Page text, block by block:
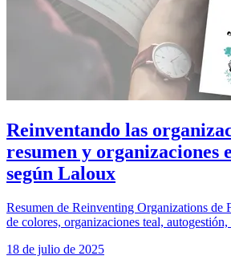
Reinventando las
resumen y organizaciones
según Laloux
Resumen de Reinventing Organizations de
de colores, organizaciones teal,
18 de julio de 2025